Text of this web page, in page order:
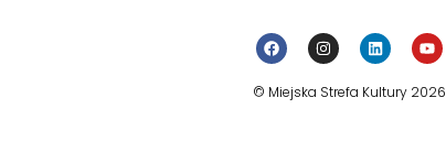
© Miejska Strefa Kultury 2026